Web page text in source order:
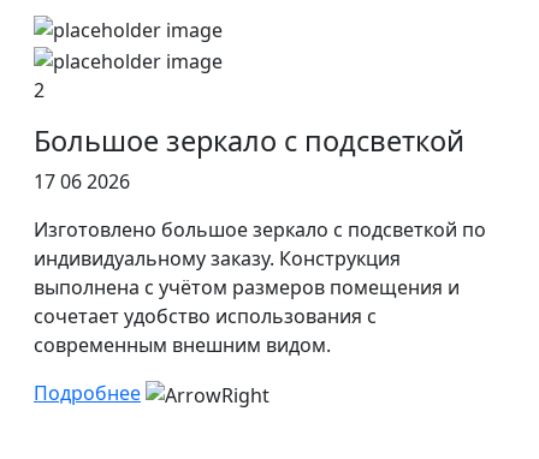
2
Большое зеркало с подсветкой
17 06 2026
Изготовлено большое зеркало с подсветкой по
индивидуальному заказу. Конструкция
выполнена с учётом размеров помещения и
сочетает удобство использования с
современным внешним видом.
Подробнее